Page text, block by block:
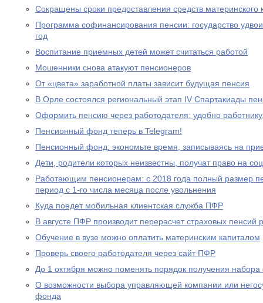
Сокращены сроки предоставления средств материнского
Программа софинансирования пенсии: государство
год
Воспитание приемных детей может считаться работой
Мошенники снова атакуют пенсионеров
От «цвета» заработной платы зависит будущая пенсия
В Орле состоялся региональный этап IV Спартакиады
Оформить пенсию через работодателя: удобно
Пенсионный фонд теперь в Telegram!
Пенсионный фонд: экономьте время, записываясь на
Дети, родители которых неизвестны, получат право на
Работающим пенсионерам: с 2018 года полный размер
период с 1-го числа месяца после увольнения
Куда поедет мобильная клиентская служба ПФР
В августе ПФР производит перерасчет страховых
Обучение в вузе можно оплатить материнским капиталом
Проверь своего работодателя через сайт ПФР
До 1 октября можно поменять порядок получения набора
О возможности выбора управляющей компании или
фонда